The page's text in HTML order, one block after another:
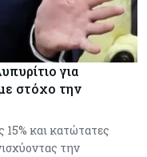
για
στόχο την
και κατώτατες
την